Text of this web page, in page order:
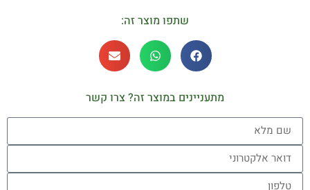
שתפו מוצר זה:
מתעניינים במוצר זה? צרו קשר